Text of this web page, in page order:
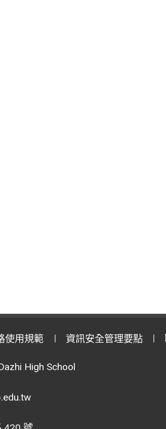
使用規範 資訊安全管理要點
High School